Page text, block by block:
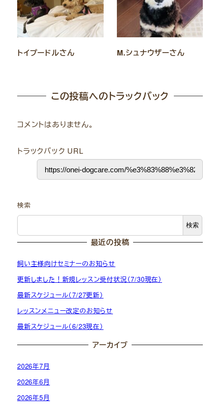
トイプードルさん M.シュナウザーさん
この投稿へのトラックバック
コメントはありません。
トラックバック URL
検索
検索
最近の投稿
飼い主様向けセミナーのお知らせ
更新しました！新規レッスン受付状況（7/30現在）
最新スケジュール（7/27更新）
レッスンメニュー改定のお知らせ
最新スケジュール（6/23現在）
アーカイブ
2026年7月
2026年6月
2026年5月